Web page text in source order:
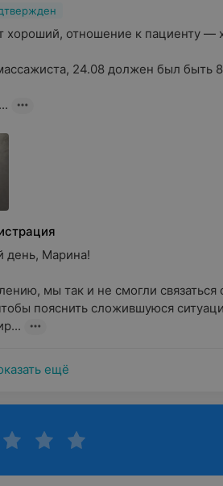
хороший, отношение к пациенту —
24.08 должен был быть
день, Марина!
мы так и не смогли связаться
пояснить сложившуюся
ещё